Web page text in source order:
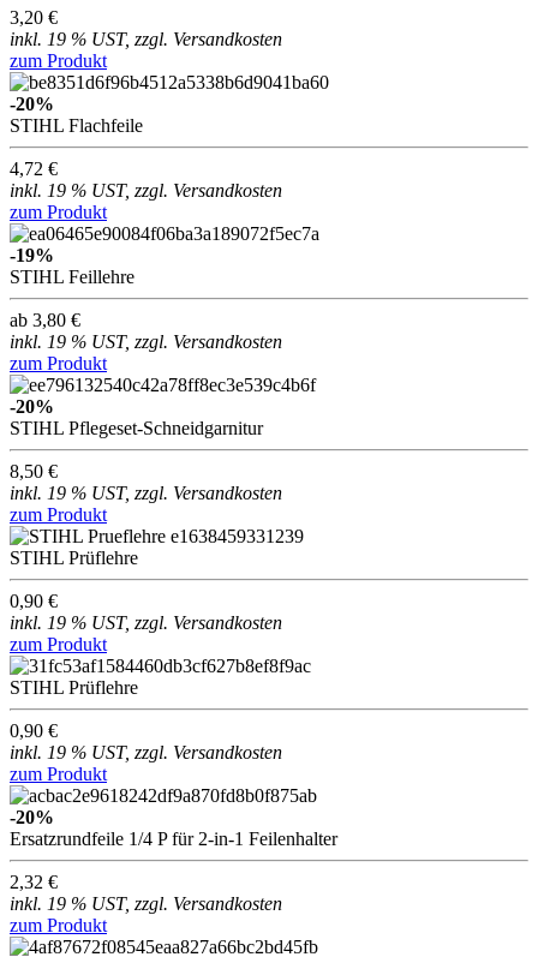
3,20 €
inkl. 19 % UST, zzgl. Versandkosten
zum Produkt
-20%
STIHL Flachfeile
4,72 €
inkl. 19 % UST, zzgl. Versandkosten
zum Produkt
-19%
STIHL Feillehre
ab 3,80 €
inkl. 19 % UST, zzgl. Versandkosten
zum Produkt
-20%
STIHL Pflegeset-Schneidgarnitur
8,50 €
inkl. 19 % UST, zzgl. Versandkosten
zum Produkt
STIHL Prüflehre
0,90 €
inkl. 19 % UST, zzgl. Versandkosten
zum Produkt
STIHL Prüflehre
0,90 €
inkl. 19 % UST, zzgl. Versandkosten
zum Produkt
-20%
Ersatzrundfeile 1/4 P für 2-in-1 Feilenhalter
2,32 €
inkl. 19 % UST, zzgl. Versandkosten
zum Produkt